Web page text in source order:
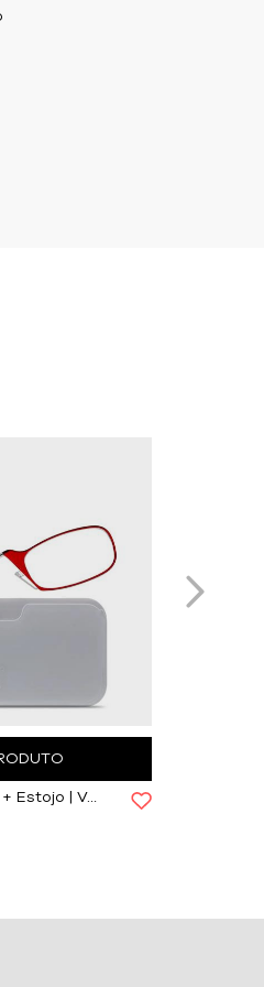
Óculos de Leitura + Estojo | Vermelhos